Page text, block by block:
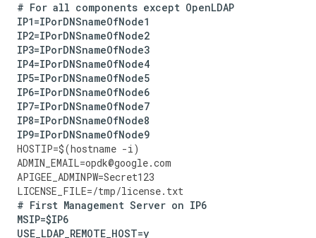
# For all components except OpenLDAP
IP1=IPorDNSnameOfNode1
IP2=IPorDNSnameOfNode2
IP3=IPorDNSnameOfNode3
IP4=IPorDNSnameOfNode4
IP5=IPorDNSnameOfNode5
IP6=IPorDNSnameOfNode6
IP7=IPorDNSnameOfNode7
IP8=IPorDNSnameOfNode8
IP9=IPorDNSnameOfNode9
HOSTIP=$(hostname -i)
ADMIN_EMAIL=opdk@google.com
APIGEE_ADMINPW=Secret123
LICENSE_FILE=/tmp/license.txt
# First Management Server on IP6
MSIP=$IP6
USE_LDAP_REMOTE_HOST=y